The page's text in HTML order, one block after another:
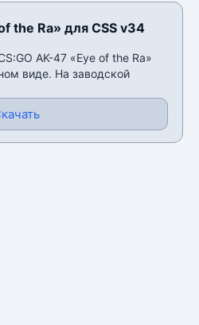
the Ra» для CSS v34
AK-47 «Eye of the Ra»
виде. На заводской